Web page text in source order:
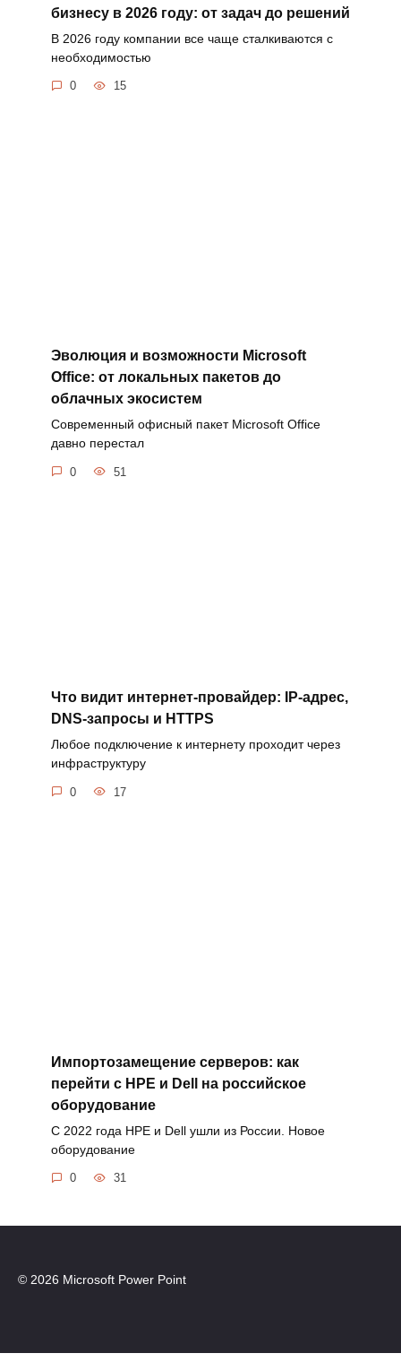
бизнесу в 2026 году: от задач до решений
В 2026 году компании все чаще сталкиваются с
необходимостью
0 15
Эволюция и возможности Microsoft
Office: от локальных пакетов до
облачных экосистем
Современный офисный пакет Microsoft Office
давно перестал
0 51
Что видит интернет-провайдер: IP-адрес,
DNS-запросы и HTTPS
Любое подключение к интернету проходит через
инфраструктуру
0 17
Импортозамещение серверов: как
перейти с HPE и Dell на российское
оборудование
С 2022 года HPE и Dell ушли из России. Новое
оборудование
0 31
© 2026 Microsoft Power Point